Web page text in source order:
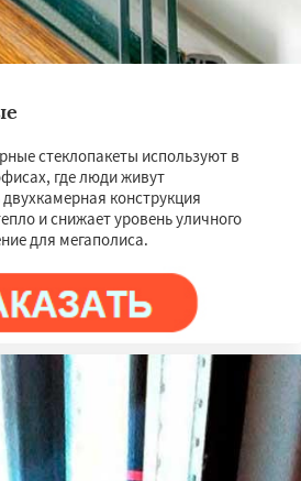
стеклопакеты используют в
где люди живут
двухкамерная конструкция
и снижает уровень уличного
для мегаполиса.